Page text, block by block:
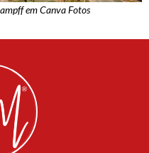
em Canva Fotos